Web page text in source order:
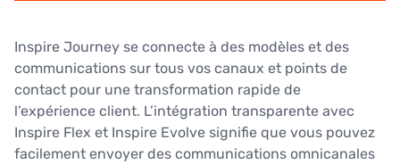
Inspire Journey se connecte à des modèles et des
communications sur tous vos canaux et points de
contact pour une transformation rapide de
l’expérience client. L’intégration transparente avec
Inspire Flex et Inspire Evolve signifie que vous pouvez
facilement envoyer des communications omnicanales